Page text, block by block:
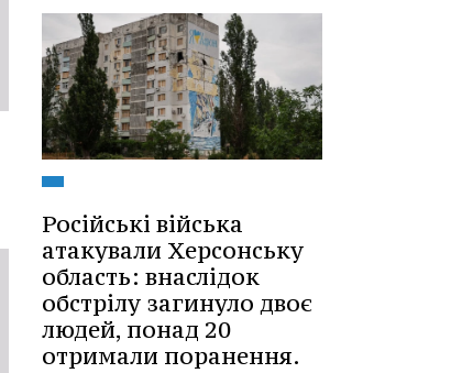
Російські війська
атакували Херсонську
область: внаслідок
обстрілу загинуло двоє
людей, понад 20
отримали поранення.